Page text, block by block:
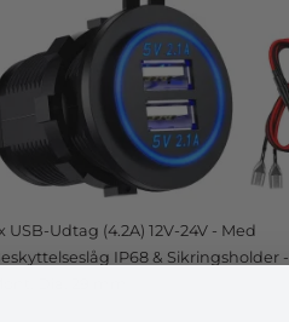
USB-Udtag (4.2A) 12V-24V - Med
IP68 & Sikringsholder -